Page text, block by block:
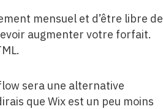
mensuel et d’être libre de
augmenter votre forfait.
sera une alternative
que Wix est un peu moins